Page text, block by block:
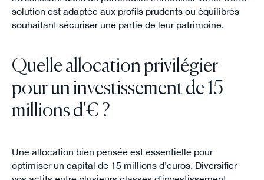
solution est adaptée aux profils prudents ou équilibrés
souhaitant sécuriser une partie de leur patrimoine.
Quelle allocation privilégier
pour un investissement de 15
millions d'€ ?
Une allocation bien pensée est essentielle pour
optimiser un capital de 15 millions d’euros. Diversifier